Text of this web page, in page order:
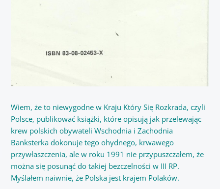
Wiem, że to niewygodne w Kraju Który Się Rozkrada, czyli
Polsce, publikować książki, które opisują jak przelewając
krew polskich obywateli Wschodnia i Zachodnia
Banksterka dokonuje tego ohydnego, krwawego
przywłaszczenia, ale w roku 1991 nie przypuszczałem, że
można się posunąć do takiej bezczelności w III RP.
Myślałem naiwnie, że Polska jest krajem Polaków.